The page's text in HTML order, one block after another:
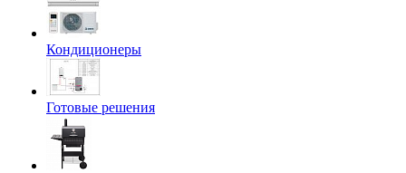
Кондиционеры
Готовые решения